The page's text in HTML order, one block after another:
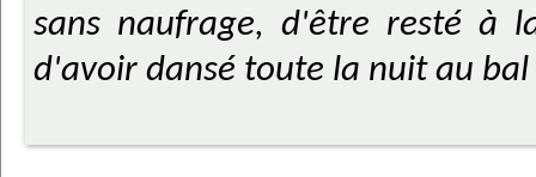
sans naufrage, d'être resté à
d'avoir dansé toute la nuit au bal